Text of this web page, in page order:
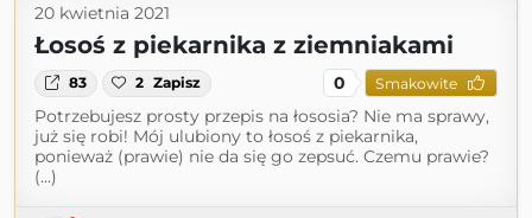
20 kwietnia 2021
Łosoś z piekarnika z ziemniakami
83 2 Zapisz 0 Smakowite
Potrzebujesz prosty przepis na łososia? Nie ma sprawy,
już się robi! Mój ulubiony to łosoś z piekarnika,
ponieważ (prawie) nie da się go zepsuć. Czemu prawie?
(...)